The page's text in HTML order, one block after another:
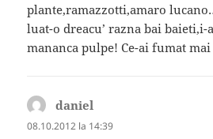
plante,ramazzotti,amaro
luat-o dreacu’ razna bai
mananca pulpe! Ce-ai fumat mai
daniel
08.10.2012 la 14:39